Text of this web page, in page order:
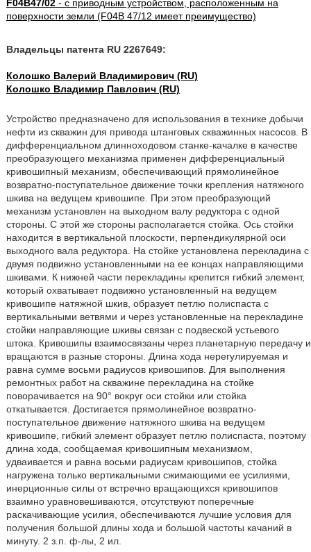
F04B47/02- с приводным устройством, расположенным на
поверхности земли (F04B 47/12 имеет преимущество)
Владельцы патента RU 2267649:
Колошко Валерий Владимирович (RU)
Колошко Владимир Павлович (RU)
Устройство предназначено для использования в технике добычи
нефти из скважин для привода штанговых скважинных насосов. В
дифференциальном длинноходовом станке-качалке в качестве
преобразующего механизма применен дифференциальный
кривошипный механизм, обеспечивающий прямолинейное
возвратно-поступательное движение точки крепления натяжного
шкива на ведущем кривошипе. При этом преобразующий
механизм установлен на выходном валу редуктора с одной
стороны. С этой же стороны располагается стойка. Ось стойки
находится в вертикальной плоскости, перпендикулярной оси
выходного вала редуктора. На стойке установлена перекладина с
двумя подвижно установленными на ее концах направляющими
шкивами. К нижней части перекладины крепится гибкий элемент,
который охватывает подвижно установленный на ведущем
кривошипе натяжной шкив, образует петлю полиспаста с
вертикальными ветвями и через установленные на перекладине
стойки направляющие шкивы связан с подвеской устьевого
штока. Кривошипы взаимосвязаны через планетарную передачу и
вращаются в разные стороны. Длина хода нерегулируемая и
равна сумме восьми радиусов кривошипов. Для выполнения
ремонтных работ на скважине перекладина на стойке
поворачивается на 90° вокруг оси стойки или стойка
откатывается. Достигается прямолинейное возвратно-
поступательное движение натяжного шкива на ведущем
кривошипе, гибкий элемент образует петлю полиспаста, поэтому
длина хода, сообщаемая кривошипным механизмом,
удваивается и равна восьми радиусам кривошипов, стойка
нагружена только вертикальными сжимающими ее усилиями,
инерционные силы от встречно вращающихся кривошипов
взаимно уравновешиваются, отсутствуют поперечные
раскачивающие усилия, обеспечиваются лучшие условия для
получения большой длины хода и большой частоты качаний в
минуту. 2 з.п. ф-лы, 2 ил.